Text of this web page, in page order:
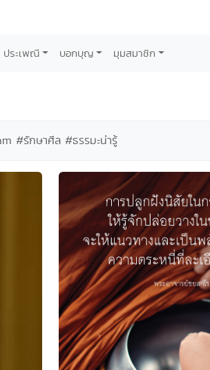
ประเพณี บอกบุญ มุมสมาชิก
#รักษาศีล #ธรรมะน่ารู้